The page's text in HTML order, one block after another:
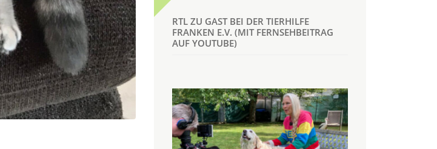
RTL ZU GAST BEI DER TIERHILFE
FRANKEN E.V. (MIT FERNSEHBEITRAG
AUF YOUTUBE)